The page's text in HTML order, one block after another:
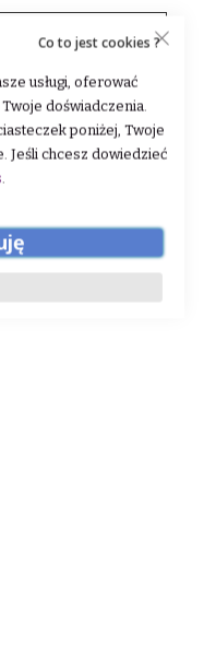
DODAJ DO KOSZYKA
Co to jest cookies ?
usługi, oferować
doświadczenia.
poniżej, Twoje
Jeśli chcesz dowiedzieć
.